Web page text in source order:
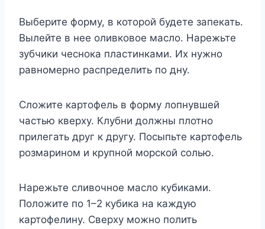
Выберите форму, в которой будете запекать.
Вылейте в нее оливковое масло. Нарежьте
зубчики чеснока пластинками. Их нужно
равномерно распределить по дну.
Сложите картофель в форму лопнувшей
частью кверху. Клубни должны плотно
прилегать друг к другу. Посыпьте картофель
розмарином и крупной морской солью.
Нарежьте сливочное масло кубиками.
Положите по 1–2 кубика на каждую
картофелину. Сверху можно полить